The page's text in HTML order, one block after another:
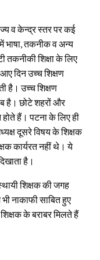
व केन्द्र स्तर पर कई
में भाषा, तकनीक व अन्य
तकनीकी शिक्षा के लिए
दिन उच्च शिक्षण
है। उच्च शिक्षण
है। छोटे शहरों और
हैं। पटना के लिए ही
दूसरे विषय के शिक्षक
कार्यरत नहीं थे। ये
है।
शिक्षक की जगह
नाकाफी साबित हुए
के बराबर मिलते हैं